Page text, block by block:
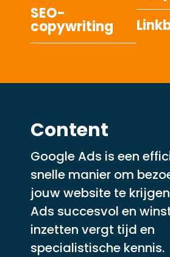
SEO-
copywriting
Content
Google Ads is een
snelle manier om
jouw website te
Ads succesvol en
inzetten vergt tijd en
specialistische kennis.